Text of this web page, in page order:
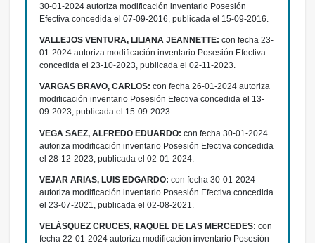
30-01-2024 autoriza modificación inventario Posesión
Efectiva concedida el 07-09-2016, publicada el 15-09-2016.
VALLEJOS VENTURA, LILIANA JEANNETTE: con fecha 23-
01-2024 autoriza modificación inventario Posesión Efectiva
concedida el 23-10-2023, publicada el 02-11-2023.
VARGAS BRAVO, CARLOS: con fecha 26-01-2024 autoriza
modificación inventario Posesión Efectiva concedida el 13-
09-2023, publicada el 15-09-2023.
VEGA SAEZ, ALFREDO EDUARDO: con fecha 30-01-2024
autoriza modificación inventario Posesión Efectiva concedida
el 28-12-2023, publicada el 02-01-2024.
VEJAR ARIAS, LUIS EDGARDO: con fecha 30-01-2024
autoriza modificación inventario Posesión Efectiva concedida
el 23-07-2021, publicada el 02-08-2021.
VELÁSQUEZ CRUCES, RAQUEL DE LAS MERCEDES: con
fecha 22-01-2024 autoriza modificación inventario Posesión